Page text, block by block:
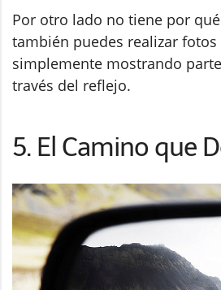
Por otro lado no tiene por
también puedes realizar
simplemente mostrando
través del reflejo.
5. El Camino que